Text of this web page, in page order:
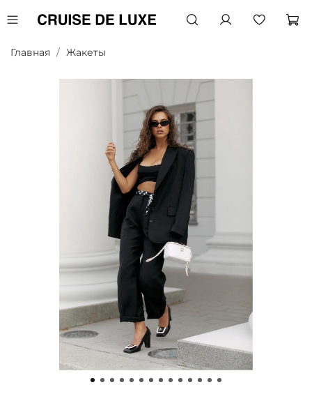
Главная Жакеты